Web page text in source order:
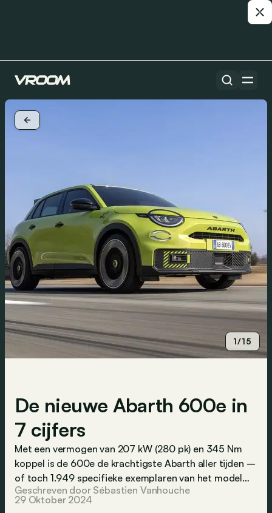
1/15
De nieuwe Abarth 600e in
7 cijfers
Met een vermogen van 207 kW (280 pk) en 345 Nm
koppel is de 600e de krachtigste Abarth aller tijden –
of toch 1.949 specifieke exemplaren van het model…
Geschreven door Sébastien Vanhouche
29 Oktober 2024